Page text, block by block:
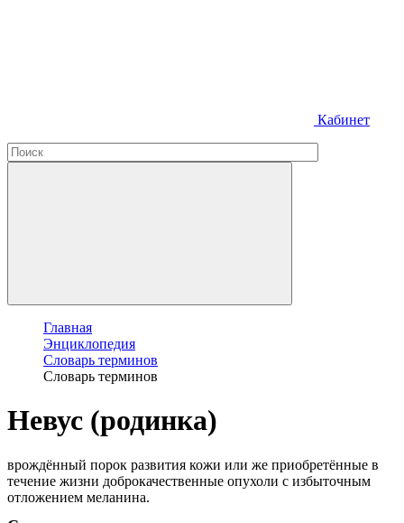
Кабинет
Главная
Энциклопедия
Словарь терминов
Словарь терминов
Невус (родинка)
врождённый порок развития кожи или же приобретённые в
течение жизни доброкачественные опухоли с избыточным
отложением меланина.